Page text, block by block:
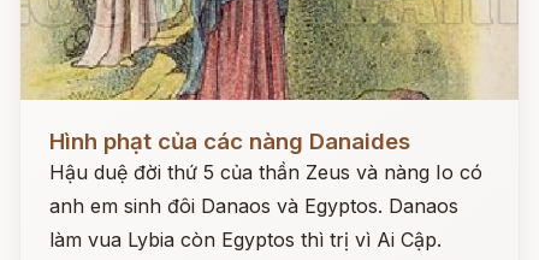
Hình phạt của các nàng Danaides
Hậu duệ đời thứ 5 của thần Zeus và nàng Io có
anh em sinh đôi Danaos và Egyptos. Danaos
làm vua Lybia còn Egyptos thì trị vì Ai Cập.